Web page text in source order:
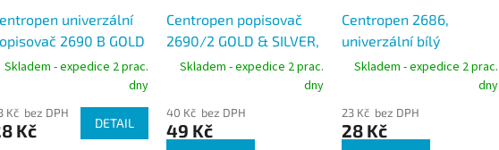
univerzální
2690 B GOLD
& SILVER, stopa 1,5-3
Skladem - expedice 2 prac.
dny
Kč bez DPH
Kč DETAIL
Centropen popisovač
2690/2 GOLD & SILVER,
stopa 1-3 mm, sada 2 ks
Skladem - expedice 2 prac.
dny
40 Kč bez DPH
49 Kč
Centropen 2686,
univerzální bílý
značkovač stopa 1,2
Skladem - expedice 2 prac.
dny
23 Kč bez DPH
28 Kč